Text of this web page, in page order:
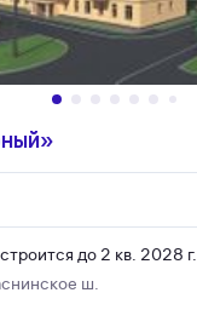
строится до 2 кв. 2028 г.
ш.